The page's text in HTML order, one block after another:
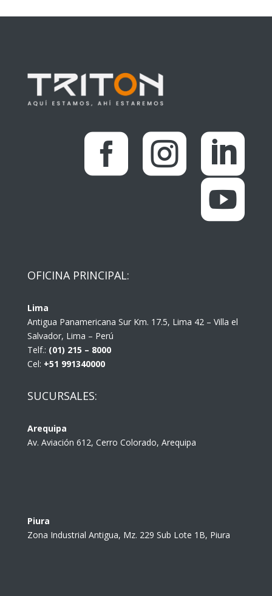
  

OFICINA PRINCIPAL:
Lima
Antigua Panamericana Sur Km. 17.5, Lima 42 – Villa el
Salvador, Lima – Perú
Telf.: (01) 215 – 8000
Cel: +51 991340000
SUCURSALES:
Arequipa
Av. Aviación 612, Cerro Colorado, Arequipa
Piura
Zona Industrial Antigua, Mz. 229 Sub Lote 1B, Piura